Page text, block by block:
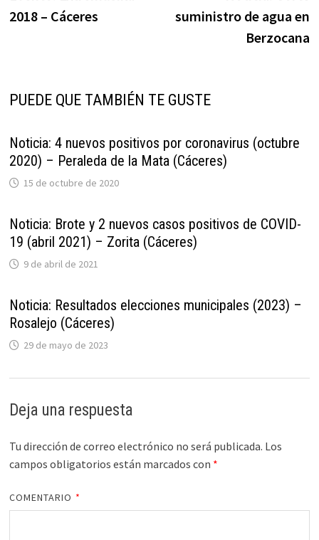
2018 – Cáceres
suministro de agua en
Berzocana
PUEDE QUE TAMBIÉN TE GUSTE
Noticia: 4 nuevos positivos por coronavirus (octubre
2020) – Peraleda de la Mata (Cáceres)
15 de octubre de 2020
Noticia: Brote y 2 nuevos casos positivos de COVID-
19 (abril 2021) – Zorita (Cáceres)
9 de abril de 2021
Noticia: Resultados elecciones municipales (2023) –
Rosalejo (Cáceres)
29 de mayo de 2023
Deja una respuesta
Tu dirección de correo electrónico no será publicada. Los
campos obligatorios están marcados con *
COMENTARIO *